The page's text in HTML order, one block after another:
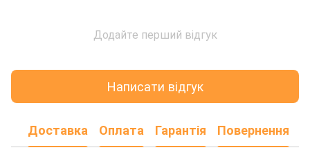
Додайте перший відгук
Написати відгук
Доставка Оплата Гарантія Повернення